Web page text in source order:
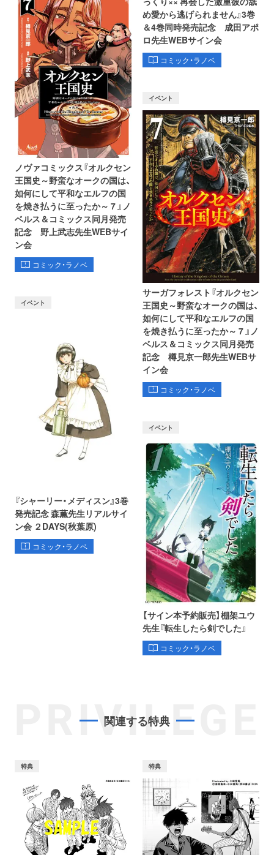
め愛から逃げられません』3巻
＆4巻同時発売記念 成田アポ
ロ先生WEBサイン会
コミック・ラノベ
ノヴァコミックス『オルクセン
王国史～野蛮なオークの国は、
如何にして平和なエルフの国
を焼き払うに至ったか～ 7 』ノ
ベルス＆コミックス同月発売
記念 野上武志先生WEBサイ
ン会
コミック・ラノベ
イベント
サーガフォレスト『オルクセン
王国史～野蛮なオークの国は、
如何にして平和なエルフの国
を焼き払うに至ったか～ 7 』ノ
ベルス＆コミックス同月発売
記念 樽見京一郎先生WEBサ
イン会
コミック・ラノベ
イベント
『シャーリー・メディスン』3巻
発売記念 森薫先生リアルサイ
ン会 ２DAYS(秋葉原)
コミック・ラノベ
イベント
【サイン本予約販売】棚架ユウ
先生『転生したら剣でした』
コミック・ラノベ
PRIVILEGE
関連する特典
特典 特典